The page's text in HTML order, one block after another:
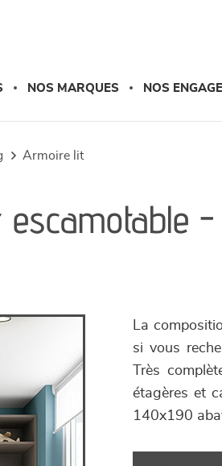
NOS MARQUES NOS
armoire lit
-
La
si vous
Très
étagères et
140x190